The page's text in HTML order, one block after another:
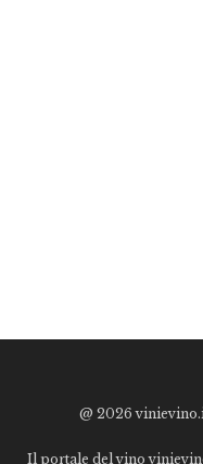
@ 2026
Il portale del vino